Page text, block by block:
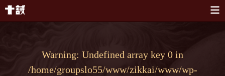
Warning: Undefined array key 0 in
/home/groupslo55/www/zikkai/www/wp-